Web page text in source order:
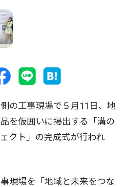
の工事現場で５月11日、地
を仮囲いに掲出する「溝の
クト」の完成式が行われ
現場を「地域と未来をつな